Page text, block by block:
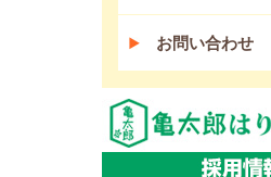
お問い合わせ